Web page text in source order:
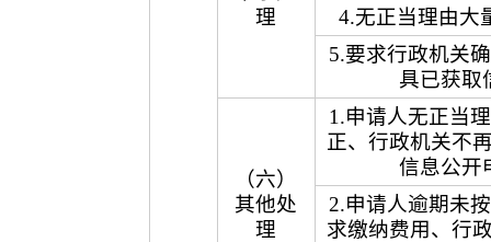
理
4.无正当理由大
5.要求行政机关
具已获取
（六）
其他处
理
1.申请人无正当
正、行政机关不
信息公开
2.申请人逾期未
求缴纳费用、行